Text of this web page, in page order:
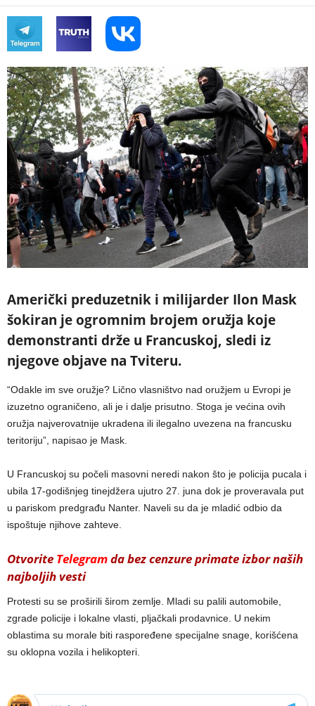
Američki preduzetnik i milijarder Ilon Mask
šokiran je ogromnim brojem oružja koje
demonstranti drže u Francuskoj, sledi iz
njegove objave na Tviteru.
“Odakle im sve oružje? Lično vlasništvo nad oružjem u Evropi je
izuzetno ograničeno, ali je i dalje prisutno. Stoga je većina ovih
oružja najverovatnije ukradena ili ilegalno uvezena na francusku
teritoriju”, napisao je Mask.
U Francuskoj su počeli masovni neredi nakon što je policija pucala i
ubila 17-godišnjeg tinejdžera ujutro 27. juna dok je proveravala put
u pariskom predgrađu Nanter. Naveli su da je mladić odbio da
ispoštuje njihove zahteve.
Otvorite Telegramda bez cenzure primate izbor naših
najboljih vesti
Protesti su se proširili širom zemlje. Mladi su palili automobile,
zgrade policije i lokalne vlasti, pljačkali prodavnice. U nekim
oblastima su morale biti raspoređene specijalne snage, korišćena
su oklopna vozila i helikopteri.